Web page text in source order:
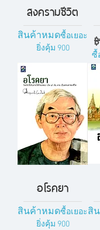
สงครามชีวิต
สินค้าหมดซื้อเยอะ
ยิ่งคุ้ม 900
ซื้
อโรคยา
สินค้าหมดซื้อเยอะ
ยิ่งคุ้ม 900
สิ